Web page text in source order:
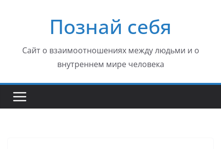
содержимомуПознай себя
Сайт о взаимоотношениях между людьми и о
внутреннем мире человека